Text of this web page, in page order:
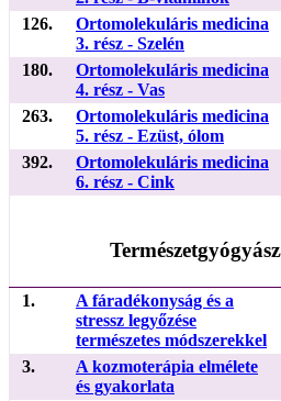
126.
Ortomolekuláris medicina
3. rész - Szelén
180.
Ortomolekuláris medicina
4. rész - Vas
263.
Ortomolekuláris medicina
5. rész - Ezüst, ólom
392.
Ortomolekuláris medicina
6. rész - Cink
1.
A fáradékonyság és a
stressz legyőzése
természetes módszerekkel
3.
A kozmoterápia elmélete
és gyakorlata